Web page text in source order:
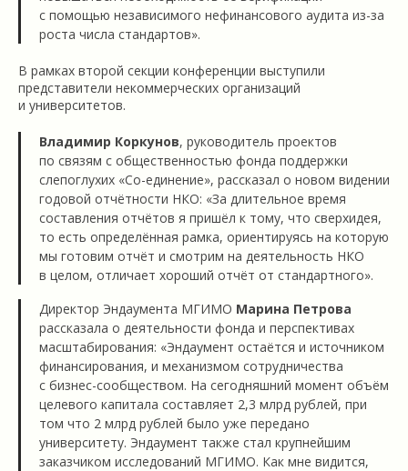
с помощью независимого нефинансового аудита из-за
роста числа стандартов».
В рамках второй секции конференции выступили
представители некоммерческих организаций
и университетов.
Владимир Коркунов, руководитель проектов
по связям с общественностью фонда поддержки
слепоглухих «Со-единение», рассказал о новом видении
годовой отчётности НКО: «За длительное время
составления отчётов я пришёл к тому, что сверхидея,
то есть определённая рамка, ориентируясь на которую
мы готовим отчёт и смотрим на деятельность НКО
в целом, отличает хороший отчёт от стандартного».
Директор Эндаумента МГИМО Марина Петрова
рассказала о деятельности фонда и перспективах
масштабирования: «Эндаумент остаётся и источником
финансирования, и механизмом сотрудничества
с бизнес-сообществом. На сегодняшний момент объём
целевого капитала составляет 2,3 млрд рублей, при
том что 2 млрд рублей было уже передано
университету. Эндаумент также стал крупнейшим
заказчиком исследований МГИМО. Как мне видится,